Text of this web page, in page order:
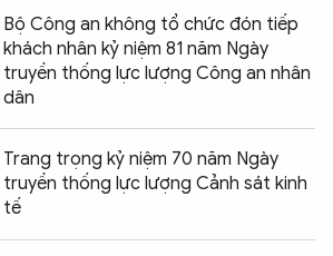
Bộ Công an không tổ chức đón tiếp
khách nhân kỷ niệm 81 năm Ngày
truyền thống lực lượng Công an nhân
dân
Trang trọng kỷ niệm 70 năm Ngày
truyền thống lực lượng Cảnh sát kinh
tế